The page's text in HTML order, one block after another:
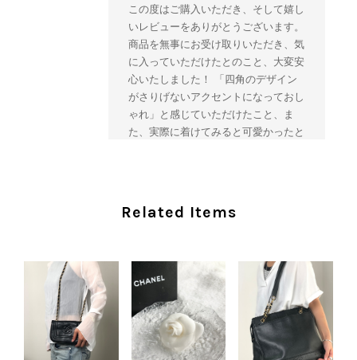
この度はご購入いただき、そして嬉し
いレビューをありがとうございます。
商品を無事にお受け取りいただき、気
に入っていただけたとのこと、大変安
心いたしました！ 「四角のデザイン
がさりげないアクセントになっておし
ゃれ」と感じていただけたこと、ま
た、実際に着けてみると可愛かったと
ご愛用いただけましたら幸いです。
談ください。 またご縁がございまし
たら、ぜひよろしくお願いいたしま
す。 VintageShop solo
Related Items